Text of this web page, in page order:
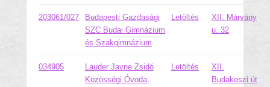
203061/027
Budapesti Gazdasági
SZC Budai Gimnázium
és Szakgimnázium
Letöltés
XII. Márvány
u. 32
034905
Lauder Javne Zsidó
Közösségi Óvoda,
Letöltés
XII.
Budakeszi út